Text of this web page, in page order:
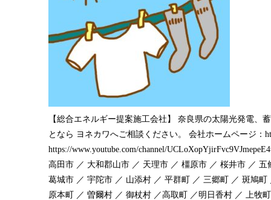
【総合エネルギー提案施工会社】 奈良県の太陽光発電、
となら ヨネカワへご相談ください。 会社ホームページ：
https://www.youtube.com/channel/
高田市 ／ 大和郡山市 ／ 天理市 ／ 橿原市 ／ 桜井市 ／
葛城市 ／ 宇陀市 ／ 山添村 ／ 平群町 ／ 三郷町 ／ 斑鳩
原本町 ／ 曽爾村 ／ 御杖村 ／高取町 ／明日香村 ／ 上牧